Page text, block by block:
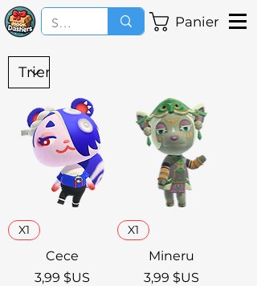
Panier
X1
Cece
Prix
3,99 $US
X1
Mineru
Prix
3,99 $US